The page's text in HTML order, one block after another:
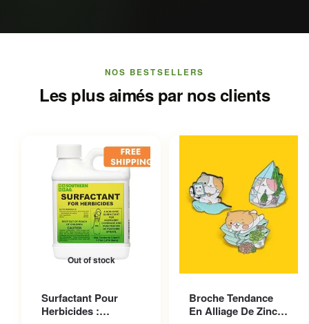
NOS BESTSELLERS
Les plus aimés par nos clients
Out of stock
Surfactant Pour
Herbicides :
Broche Tendance
En Alliage De Zinc
variations. Les options